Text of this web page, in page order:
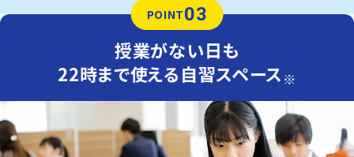
POINT03
授業がない日も
22時まで使える自習スペース ※